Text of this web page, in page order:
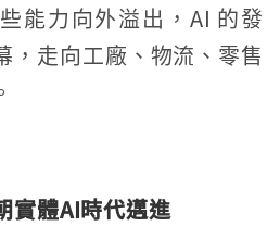
能力向外溢出，AI 的發
，走向工廠、物流、零售
實體AI時代邁進